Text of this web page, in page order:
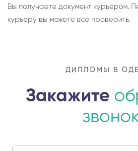
Вы получаете документ курьером.
курьеру вы можете все проверить.
ДИПЛОМЫ В
Закажите